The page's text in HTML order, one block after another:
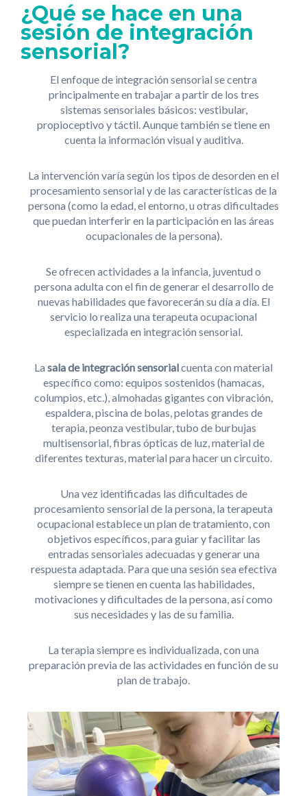
¿Qué se hace en una
sesión de integración
sensorial?
El enfoque de integración sensorial se centra
principalmente en trabajar a partir de los tres
sistemas sensoriales básicos: vestibular,
propioceptivo y táctil. Aunque también se tiene en
cuenta la información visual y auditiva.
La intervención varía según los tipos de desorden en el
procesamiento sensorial y de las características de la
persona (como la edad, el entorno, u otras dificultades
que puedan interferir en la participación en las áreas
ocupacionales de la persona).
Se ofrecen actividades a la infancia, juventud o
persona adulta con el fin de generar el desarrollo de
nuevas habilidades que favorecerán su día a día. El
servicio lo realiza una terapeuta ocupacional
especializada en integración sensorial.
La sala de integración sensorialcuenta con material
específico como: equipos sostenidos (hamacas,
columpios, etc.), almohadas gigantes con vibración,
espaldera, piscina de bolas, pelotas grandes de
terapia, peonza vestibular, tubo de burbujas
multisensorial, fibras ópticas de luz, material de
diferentes texturas, material para hacer un circuito.
Una vez identificadas las dificultades de
procesamiento sensorial de la persona, la terapeuta
ocupacional establece un plan de tratamiento, con
objetivos específicos, para guiar y facilitar las
entradas sensoriales adecuadas y generar una
respuesta adaptada. Para que una sesión sea efectiva
siempre se tienen en cuenta las habilidades,
motivaciones y dificultades de la persona, así como
sus necesidades y las de su familia.
La terapia siempre es individualizada, con una
preparación previa de las actividades en función de su
plan de trabajo.